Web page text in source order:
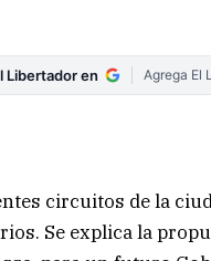
Libertador en Agrega El
circuitos de la
Se explica la